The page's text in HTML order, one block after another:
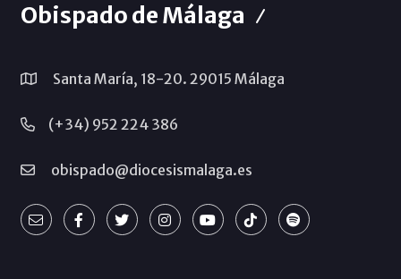
Obispado de Málaga
Santa María, 18-20. 29015 Málaga
(+34) 952 224 386
obispado@diocesismalaga.es